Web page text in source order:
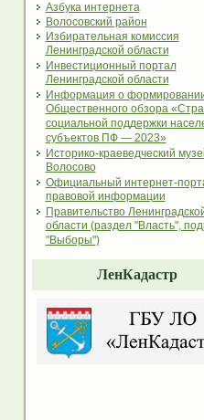
Азбука интернета
Волосовский район
Избирательная комиссия
Ленинградской области
Инвестиционный портал
Ленинградской области
Информация о
Общественного обзора
социальной поддержки
субъектов ПФ — 2023»
Историко-краеведческий
Волосово
Официальный интернет-
правовой информации
Правительство
области (раздел "Власть",
"Выборы")
ЛенКадастр